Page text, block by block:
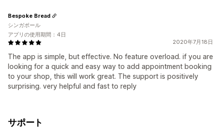
2020年7月18日
The app is simple, but effective. No feature overload. if you are
looking for a quick and easy way to add appointment booking
to your shop, this will work great. The support is positively
surprising. very helpful and fast to reply
Bespoke Bread
シンガポール
アプリの使用期間：4日
サポート